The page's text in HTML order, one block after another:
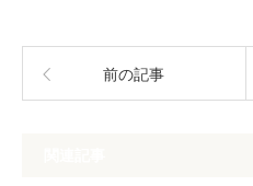
前の記事